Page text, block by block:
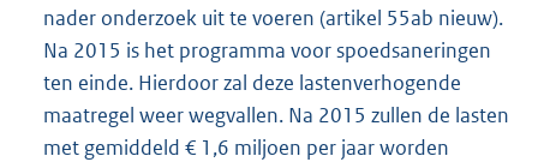
nader onderzoek uit te voeren (artikel 55ab nieuw).
Na 2015 is het programma voor spoedsaneringen
ten einde. Hierdoor zal deze lastenverhogende
maatregel weer wegvallen. Na 2015 zullen de lasten
met gemiddeld € 1,6 miljoen per jaar worden